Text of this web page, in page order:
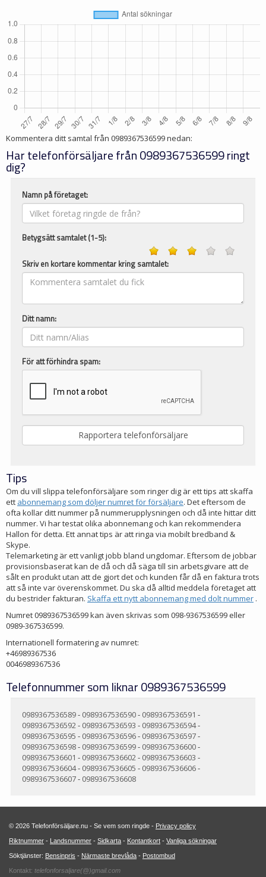
Kommentera ditt samtal från 0989367536599nedan:
Har telefonförsäljare från 0989367536599 ringt
dig?
Namn på företaget:
Betygsätt samtalet (1-5):
Skriv en kortare kommentar kring samtalet:
Ditt namn:
För att förhindra spam:
Tips
Om du vill slippa telefonförsäljare som ringer dig är ett tips att skaffa
ett abonnemang som döljer numret för försäljare. Det eftersom de
ofta kollar ditt nummer på nummerupplysningen och då inte hittar ditt
nummer. Vi har testat olika abonnemang och kan rekommendera
Hallon för detta. Ett annat tips är att ringa via mobilt bredband &
Skype.
Telemarketing är ett vanligt jobb bland ungdomar. Eftersom de jobbar
provisionsbaserat kan de då och då säga till sin arbetsgivare att de
sålt en produkt utan att de gjort det och kunden får då en faktura trots
att så inte var överenskommet. Du ska då alltid meddela företaget att
du bestrider fakturan. Skaffa ett nytt abonnemang med dolt nummer .
Numret 0989367536599 kan även skrivas som 098-9367536599 eller
0989-367536599.
Internationell formatering av numret:
+46989367536
0046989367536
Telefonnummer som liknar 0989367536599
0989367536589- 0989367536590- 0989367536591 -
0989367536592- 0989367536593 - 0989367536594-
0989367536595 - 0989367536596- 0989367536597-
0989367536598- 0989367536599- 0989367536600-
0989367536601 - 0989367536602- 0989367536603 -
0989367536604- 0989367536605 - 0989367536606-
0989367536607- 0989367536608
© 2026 Telefonförsäljare.nu - Se vem som ringde - Privacy policy
Riktnummer - Landsnummer - Sidkarta - Kontantkort - Vanliga sökningar
Söktjänster: Bensinpris - Närmaste brevlåda - Postombud
Kontakt: telefonforsaljare(@)gmail.com